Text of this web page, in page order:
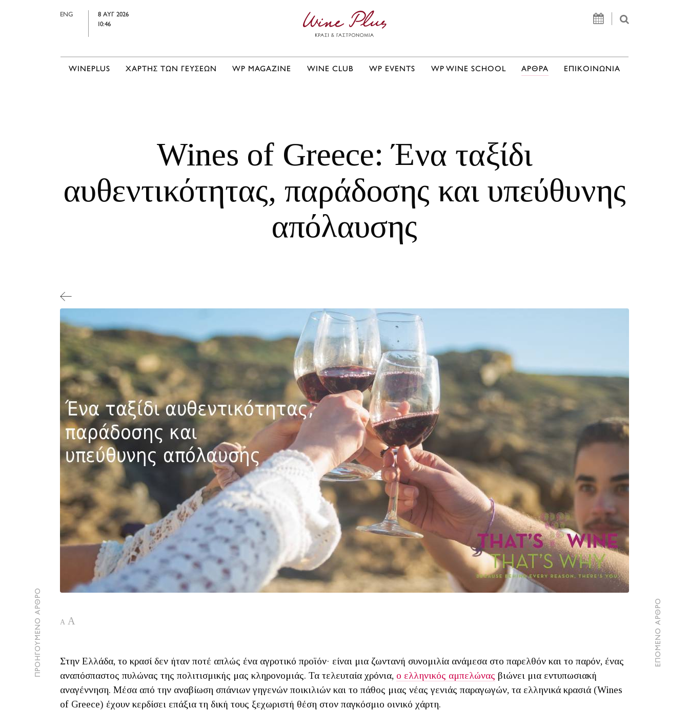
ENG
8 ΑΥΓ 2026
10:46
WINEPLUS ΧΑΡΤΗΣ ΤΩΝ ΓΕΥΣΕΩΝ WP MAGAZINE WINE CLUB WP EVENTS WP WINE SCHOOL ΑΡΘΡΑ ΕΠΙΚΟΙΝΩΝΙΑ
ΠΡΟΗΓΟΥΜΕΝΟ ΑΡΘΡΟ ΕΠΟΜΕΝΟ ΑΡΘΡΟ
Wines of Greece: Ένα ταξίδι
αυθεντικότητας, παράδοσης και υπεύθυνης
απόλαυσης
A A
Στην Ελλάδα, το κρασί δεν ήταν ποτέ απλώς ένα αγροτικό προϊόν· είναι μια ζωντανή συνομιλία ανάμεσα στο παρελθόν και το παρόν, ένας
αναπόσπαστος πυλώνας της πολιτισμικής μας κληρονομιάς. Τα τελευταία χρόνια, ο ελληνικός αμπελώνας βιώνει μια εντυπωσιακή
αναγέννηση. Μέσα από την αναβίωση σπάνιων γηγενών ποικιλιών και το πάθος μιας νέας γενιάς παραγωγών, τα ελληνικά κρασιά (Wines
of Greece) έχουν κερδίσει επάξια τη δική τους ξεχωριστή θέση στον παγκόσμιο οινικό χάρτη.